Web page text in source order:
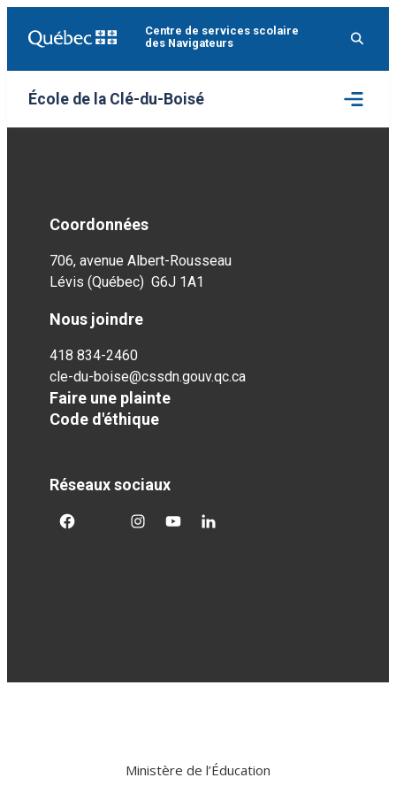
Centre de services scolaire
des Navigateurs
École de la Clé-du-Boisé
Ouvrir
le
menu
Coordonnées
706, avenue Albert-Rousseau
Lévis (Québec) G6J 1A1
Nous joindre
418 834-2460
cle-du-boise@cssdn.gouv.qc.ca
Faire une plainte
Code d'éthique
Réseaux sociaux
facebooktwittergoogleplus
googleplusgoogleplus
Ministère de l’Éducation